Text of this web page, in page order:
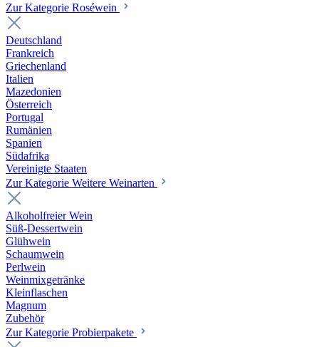
Zur Kategorie Roséwein
Deutschland
Frankreich
Griechenland
Italien
Mazedonien
Österreich
Portugal
Rumänien
Spanien
Südafrika
Vereinigte Staaten
Zur Kategorie Weitere Weinarten
Alkoholfreier Wein
Süß-Dessertwein
Glühwein
Schaumwein
Perlwein
Weinmixgetränke
Kleinflaschen
Magnum
Zubehör
Zur Kategorie Probierpakete